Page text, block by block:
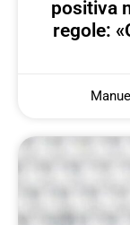
positiva
regole: